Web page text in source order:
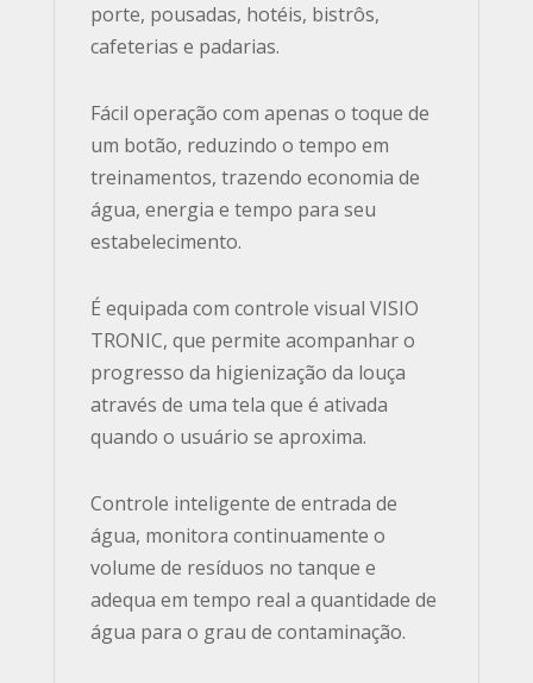
porte, pousadas, hotéis, bistrôs,
cafeterias e padarias.
Fácil operação com apenas o toque de
um botão, reduzindo o tempo em
treinamentos, trazendo economia de
água, energia e tempo para seu
estabelecimento.
É equipada com controle visual VISIO
TRONIC, que permite acompanhar o
progresso da higienização da louça
através de uma tela que é ativada
quando o usuário se aproxima.
Controle inteligente de entrada de
água, monitora continuamente o
volume de resíduos no tanque e
adequa em tempo real a quantidade de
água para o grau de contaminação.